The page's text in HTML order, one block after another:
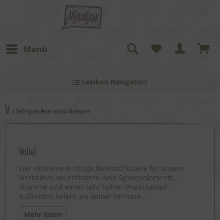
Menü
Lexikon Navigation
V 1 Beiträge in dieser Lexikon Kategorie
Vollei
Eier sind eine wichtige Nährstoffquelle für unsere
Vierbeiner, sie enthalten viele Spurenelemente,
Vitamine und einen sehr hohen Proteinanteil.
Außerdem liefern sie deiner Fellnase...
Mehr lesen